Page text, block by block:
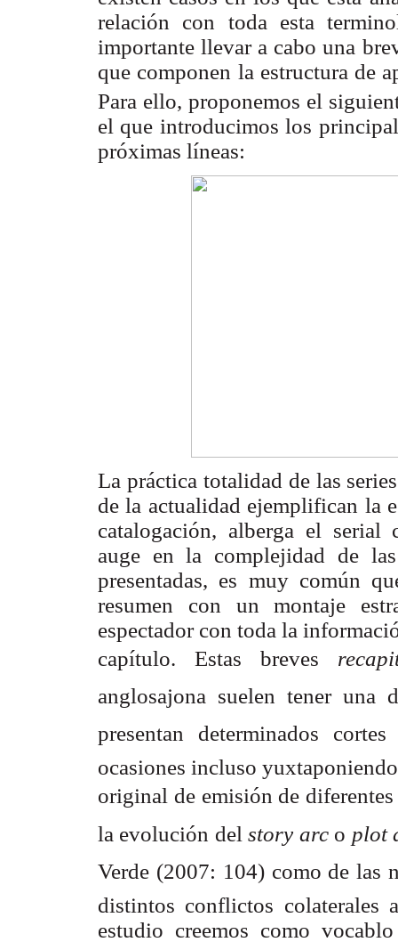
relación con toda esta
importante llevar a cabo una
que componen la estructura de
Para ello, proponemos el
el que introducimos los
próximas líneas:
La práctica totalidad de las
de la actualidad ejemplifican la
catalogación, alberga el serial
auge en la complejidad de
presentadas, es muy común
resumen con un montaje
espectador con toda la
capítulo. Estas breves
anglosajona suelen tener
presentan determinados
ocasiones incluso
original de emisión de
la evolución delstory arc o plot
Verde (2007: 104) como de las
distintos conflictos colaterales
estudio creemos como